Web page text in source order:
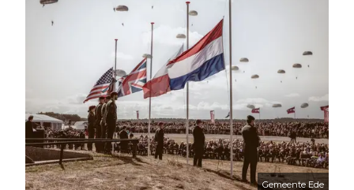
Gemeente Ede